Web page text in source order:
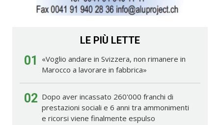
LE PIÙ LETTE
01
«Voglio andare in Svizzera, non rimanere in
Marocco a lavorare in fabbrica»
02 Dopo aver incassato 260'000 franchi di
prestazioni sociali e 6 anni tra ammonimenti
e ricorsi viene finalmente espulso